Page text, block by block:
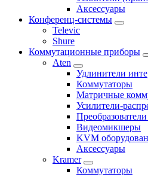
Аксессуары
Конференц-системы
Televic
Shure
Коммутационные приборы
Aten
Удлинители
Коммутаторы
Матричные
Усилители-
Видеомикшеры
KVM
Аксессуары
Kramer
Коммутаторы